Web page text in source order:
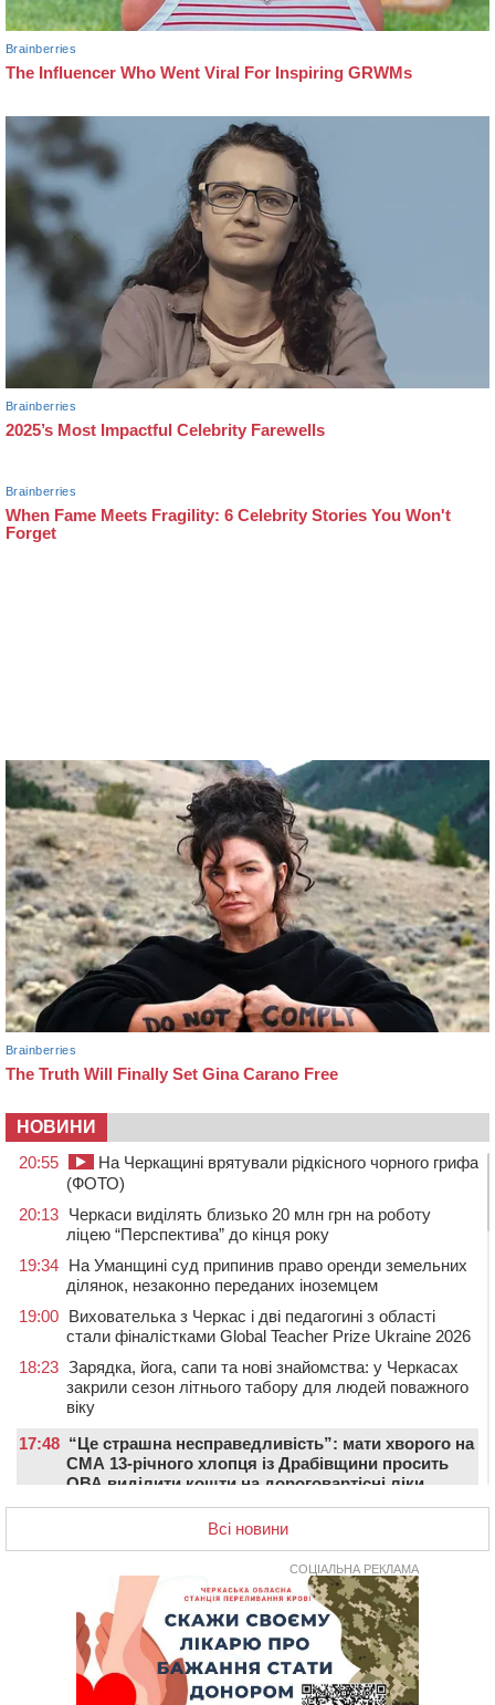
НОВИНИ
20:55
На Черкащині врятували рідкісного чорного грифа
(ФОТО)
20:13 Черкаси виділять близько 20 млн грн на роботу
ліцею “Перспектива” до кінця року
19:34 На Уманщині суд припинив право оренди земельних
ділянок, незаконно переданих іноземцем
19:00 Вихователька з Черкас і дві педагогині з області
стали фіналістками Global Teacher Prize Ukraine 2026
18:23 Зарядка, йога, сапи та нові знайомства: у Черкасах
закрили сезон літнього табору для людей поважного
віку
17:48 “Це страшна несправедливість”: мати хворого на
СМА 13-річного хлопця із Драбівщини просить
ОВА виділити кошти на дороговартісні ліки
На Уманщині судитимуть колишню очільницю відділу
освіти через закупівлю електрики за завищеною
У Черкасах провели в останню путь двох
загиблих воїнів
До 1 вересня у Черкасах оновлюють дорожню
розмітку біля навчальних закладів (ФОТОФАКТ)
Всі новини
СОЦІАЛЬНА РЕКЛАМА